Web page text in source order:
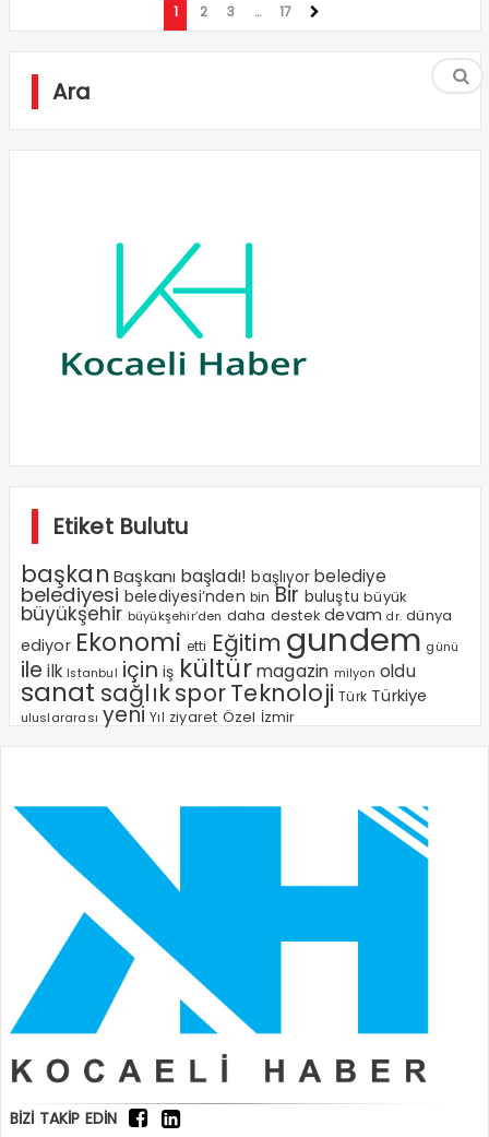
1 2 3 … 17
Ara
Etiket Bulutu
başkan Başkanı başladı! başlıyor belediye
belediyesi belediyesi’nden bin Bir buluştu büyük
büyükşehir büyükşehir’den daha destek devam dr. dünya
ediyor Ekonomi etti Eğitim gundem günü
ile ilk Istanbul için iş kültür magazin milyon oldu
sanat sağlıksporTeknoloji Türk Türkiye
uluslararası yeni Yıl ziyaret Özel İzmir
BİZİ TAKİP EDİN